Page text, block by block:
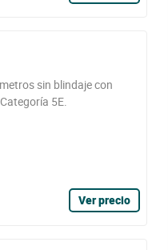
sin blindaje con
5E.
Ver precio